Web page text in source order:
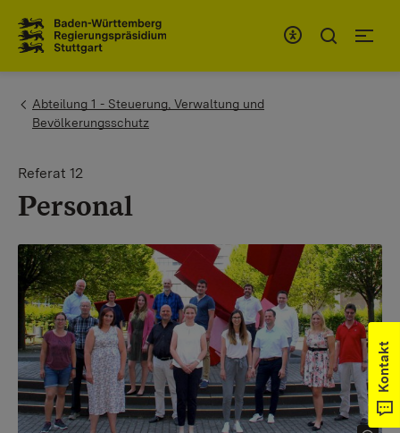
You are here:
Abteilung 1 - Steuerung, Verwaltung und
Bevölkerungsschutz
Referat 12
Personal
Kontakt